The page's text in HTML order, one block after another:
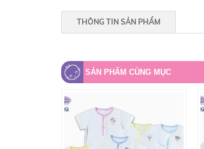
THÔNG TIN SẢN PHẨM
SẢN PHẨM CÙNG MỤC